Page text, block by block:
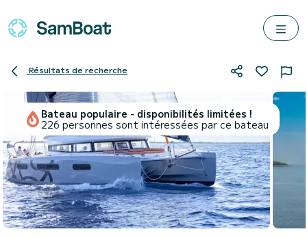
Résultats de recherche
Bateau populaire - disponibilités limitées !
226 personnes sont intéressées par ce bateau